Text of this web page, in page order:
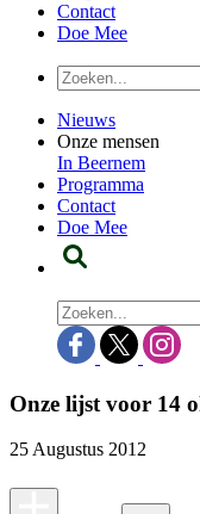
Contact
Doe Mee
Nieuws
Onze mensen
In Beernem
Programma
Contact
Doe Mee
Onze lijst voor 14
25 Augustus 2012